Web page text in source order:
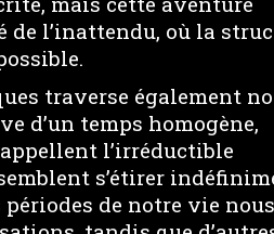
l’inattendu, où la
traverse également
d’un temps homogène,
l’irréductible
s’étirer
de notre vie nous